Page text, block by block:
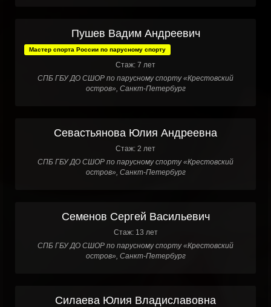
Пушев Вадим Андреевич
Мастер спорта России по парусному спорту
Стаж: 7 лет
СПБ ГБУ ДО СШОР по парусному спорту «Крестовский
остров», Санкт-Петербург
Севастьянова Юлия Андреевна
Стаж: 2 лет
СПБ ГБУ ДО СШОР по парусному спорту «Крестовский
остров», Санкт-Петербург
Семенов Сергей Васильевич
Стаж: 13 лет
СПБ ГБУ ДО СШОР по парусному спорту «Крестовский
остров», Санкт-Петербург
Силаева Юлия Владиславовна